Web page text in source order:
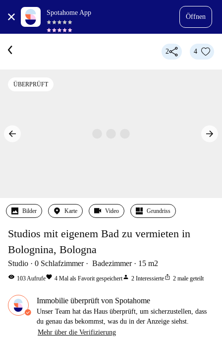
Spotahome App
Öffnen
2 4
ÜBERPRÜFT
Bilder Karte Video Grundriss
Studios mit eigenem Bad zu vermieten in
Bolognina, Bologna
Studio 0 Schlafzimmer Badezimmer 15 m2
visibility 103Aufrufefavorite 4 Mal als Favorit gespeichertperson 2 Interessierteios_share 2 male geteilt
Immobilie überprüft von Spotahome
Unser Team hat das Haus überprüft, um sicherzustellen, dass
du genau das bekommst, was du in der Anzeige siehst.
Mehr über die Verifizierung